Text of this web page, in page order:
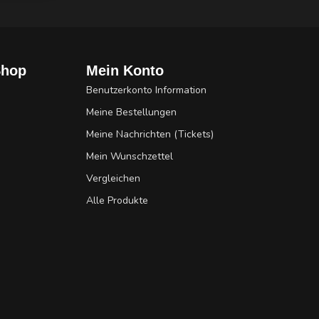
Mein Konto
Benutzerkonto Information
Meine Bestellungen
Meine Nachrichten (Tickets)
Mein Wunschzettel
Vergleichen
Alle Produkte